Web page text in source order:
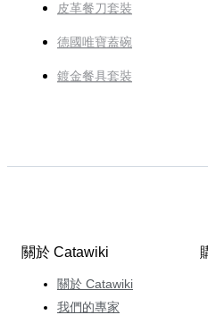
皮革餐刀套裝
德國唯寶蓋碗
鍍金餐具套裝
關於 Catawiki
關於 Catawiki
我們的專家